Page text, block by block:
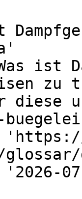
ist
zu
diese